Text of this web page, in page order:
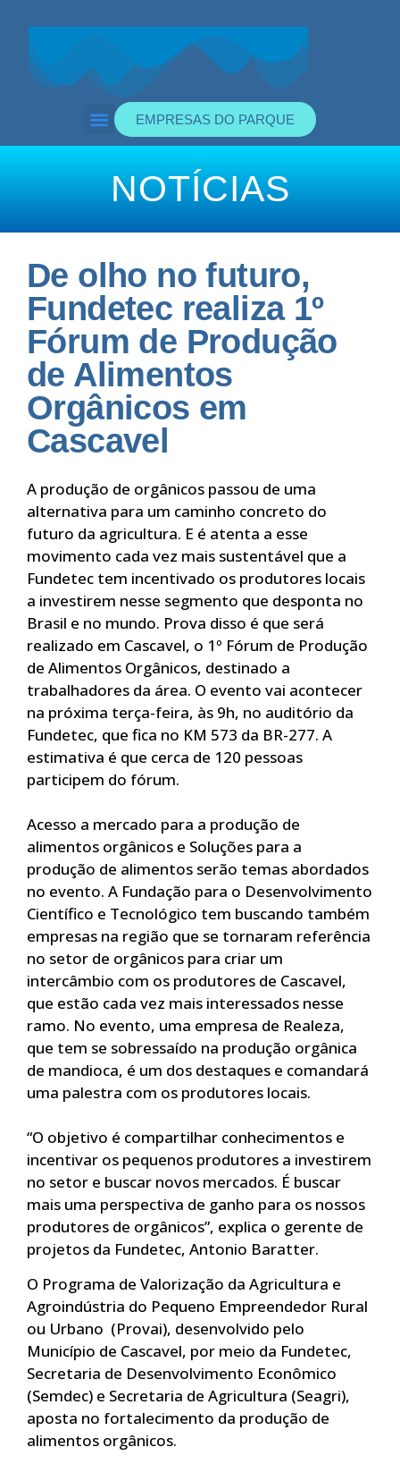
EMPRESAS DO PARQUE
NOTÍCIAS
De olho no futuro,
Fundetec realiza 1º
Fórum de Produção
de Alimentos
Orgânicos em
Cascavel
A produção de orgânicos passou de uma
alternativa para um caminho concreto do
futuro da agricultura. E é atenta a esse
movimento cada vez mais sustentável que a
Fundetec tem incentivado os produtores locais
a investirem nesse segmento que desponta no
Brasil e no mundo. Prova disso é que será
realizado em Cascavel, o 1º Fórum de Produção
de Alimentos Orgânicos, destinado a
trabalhadores da área. O evento vai acontecer
na próxima terça-feira, às 9h, no auditório da
Fundetec, que fica no KM 573 da BR-277. A
estimativa é que cerca de 120 pessoas
participem do fórum.
Acesso a mercado para a produção de
alimentos orgânicos e Soluções para a
produção de alimentos serão temas abordados
no evento. A Fundação para o Desenvolvimento
Científico e Tecnológico tem buscando também
empresas na região que se tornaram referência
no setor de orgânicos para criar um
intercâmbio com os produtores de Cascavel,
que estão cada vez mais interessados nesse
ramo. No evento, uma empresa de Realeza,
que tem se sobressaído na produção orgânica
de mandioca, é um dos destaques e comandará
uma palestra com os produtores locais.
“O objetivo é compartilhar conhecimentos e
incentivar os pequenos produtores a investirem
no setor e buscar novos mercados. É buscar
mais uma perspectiva de ganho para os nossos
produtores de orgânicos”, explica o gerente de
projetos da Fundetec, Antonio Baratter.
O Programa de Valorização da Agricultura e
Agroindústria do Pequeno Empreendedor Rural
ou Urbano (Provai), desenvolvido pelo
Município de Cascavel, por meio da Fundetec,
Secretaria de Desenvolvimento Econômico
(Semdec) e Secretaria de Agricultura (Seagri),
aposta no fortalecimento da produção de
alimentos orgânicos.